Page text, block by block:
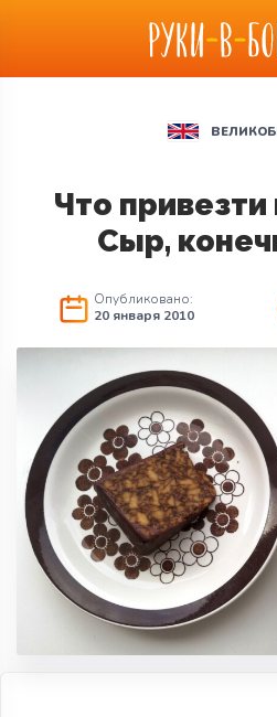
Что привезти
Сыр,
Опубликовано:
20 января 2010